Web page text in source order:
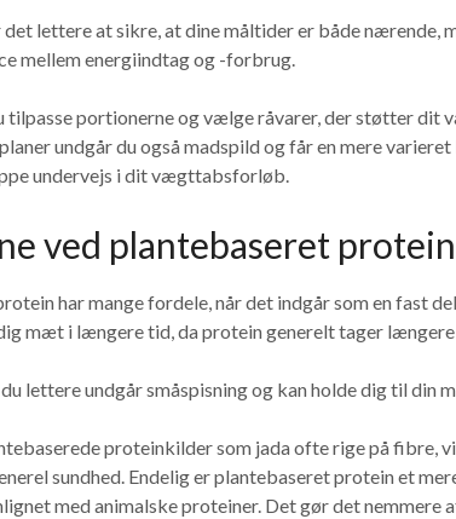
det lettere at sikre, at dine måltider er både
mellem energiindtag og -forbrug.
tilpasse portionerne og vælge råvarer, der støtter dit
undgår du også madspild og får en mere
undervejs i dit vægttabsforløb.
ved plantebaseret
har mange fordele, når det indgår som en fast
mæt i længere tid, da protein generelt tager
lettere undgår småspisning og kan holde dig til din
proteinkilder som jada ofte rige på fibre,
sundhed. Endelig er plantebaseret protein et
med animalske proteiner. Det gør det nemmere